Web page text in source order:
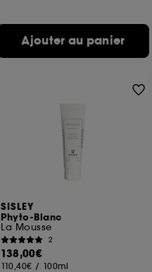
Ajouter au panier
SISLEY
Phyto-Blanc
La Mousse
2
138,00€
110,40€ / 100ml